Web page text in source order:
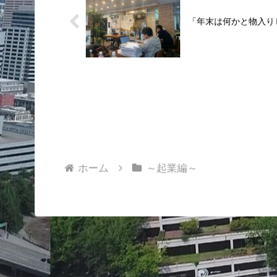
「年末は何かと物入り
ホーム ～起業編～